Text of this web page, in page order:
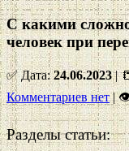
С какими
человек при
✅ Дата:24.06.2023|
Комментариев нет|
Разделы статьи: